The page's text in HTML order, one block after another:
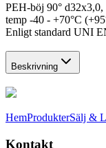
PEH-böj 90°
temp -40 - +70°C
Enligt standard UNI
Beskrivning
HemProdukterSälj &
Kontakt